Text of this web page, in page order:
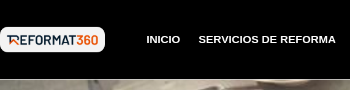
INICIO SERVICIOS DE REFORMA